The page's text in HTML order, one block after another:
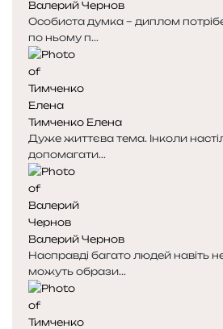
а
а
Валерий Чернов
Особиста думка – диплом
по ньому п...
Тимченко Елена
Дуже життєва тема. Інколи
допомагати...
Валерий Чернов
Насправді багато людей навіть
можуть образи...